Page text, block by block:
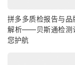
拼多多质检报告与品
解析——贝斯通检测
您护航